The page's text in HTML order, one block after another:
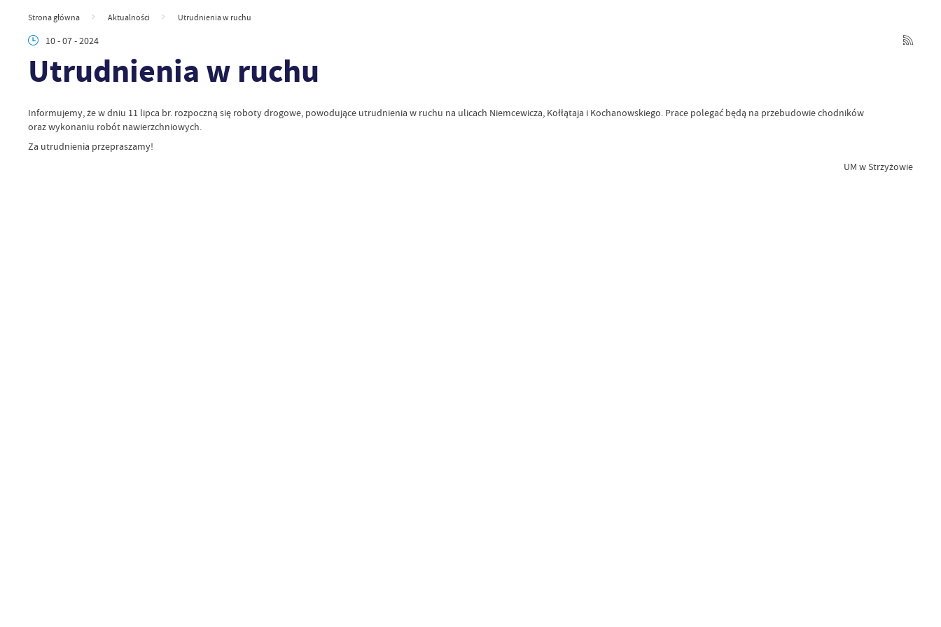
Strona główna Aktualności Utrudnienia w ruchu
10 - 07 - 2024
Utrudnienia w ruchu
Informujemy, że w dniu 11 lipca br. rozpoczną się roboty drogowe, powodujące utrudnienia w ruchu na ulicach Niemcewicza, Kołłątaja i Kochanowskiego. Prace polegać będą na przebudowie chodników
oraz wykonaniu robót nawierzchniowych.
Za utrudnienia przepraszamy!
UM w Strzyżowie